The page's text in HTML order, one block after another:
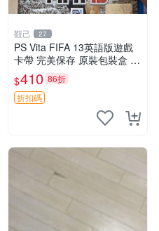
觀己 27
PS Vita FIFA 13英語版遊戲
卡帶 完美保存 原裝包裝盒 推
薦收藏 FIFA 13 PSVita EA S
ports 官方版
$410 86折
折扣碼